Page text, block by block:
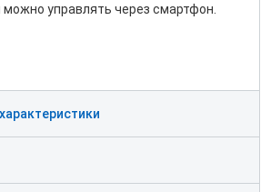
можно управлять через смартфон.